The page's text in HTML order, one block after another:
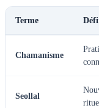
Terme
Chamanisme
Seollal